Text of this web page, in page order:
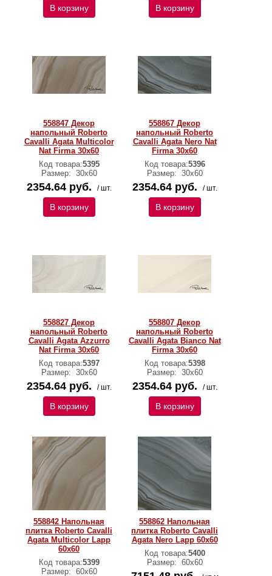
В корзину В корзину
558847 Декор
напольный Roberto
Cavalli Agata Multicolor
Nat Firma 30x60
Код товара:5395
Размер: 30х60
2354.64 руб. / шт.
В корзину
558867 Декор
напольный Roberto
Cavalli Agata Nero Nat
Firma 30x60
Код товара:5396
Размер: 30х60
2354.64 руб. / шт.
В корзину
558827 Декор
напольный Roberto
Cavalli Agata Azzurro
Nat Firma 30x60
Код товара:5397
Размер: 30х60
2354.64 руб. / шт.
В корзину
558807 Декор
напольный Roberto
Cavalli Agata Bianco Nat
Firma 30x60
Код товара:5398
Размер: 30х60
2354.64 руб. / шт.
В корзину
558842 Напольная
плитка Roberto Cavalli
Agata Multicolor Lapp
60x60
Код товара:5399
Размер: 60х60
558862 Напольная
плитка Roberto Cavalli
Agata Nero Lapp 60x60
Код товара:5400
Размер: 60х60